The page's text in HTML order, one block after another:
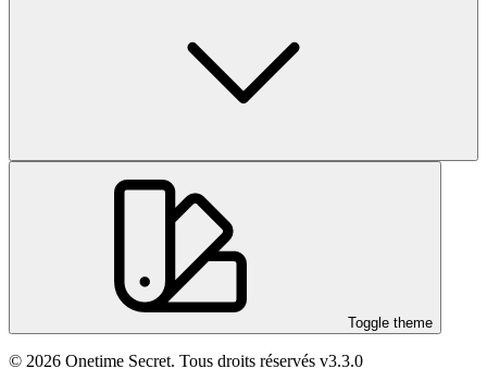
Toggle theme
© 2026 Onetime Secret. Tous droits réservés v3.3.0